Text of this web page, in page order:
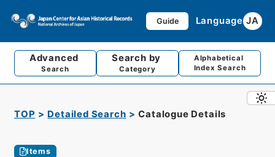
Guide Language JA
Advanced
Search
Search by
Category
Alphabetical
Index Search
TOP Detailed Search Catalogue Details
Items